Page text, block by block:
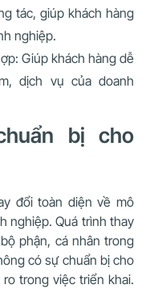
tác, giúp khách hàng
nghiệp.
Giúp khách hàng dễ
dịch vụ của doanh
bị cho
đổi toàn diện về mô
nghiệp. Quá trình thay
phận, cá nhân trong
có sự chuẩn bị cho
trong việc triển khai.